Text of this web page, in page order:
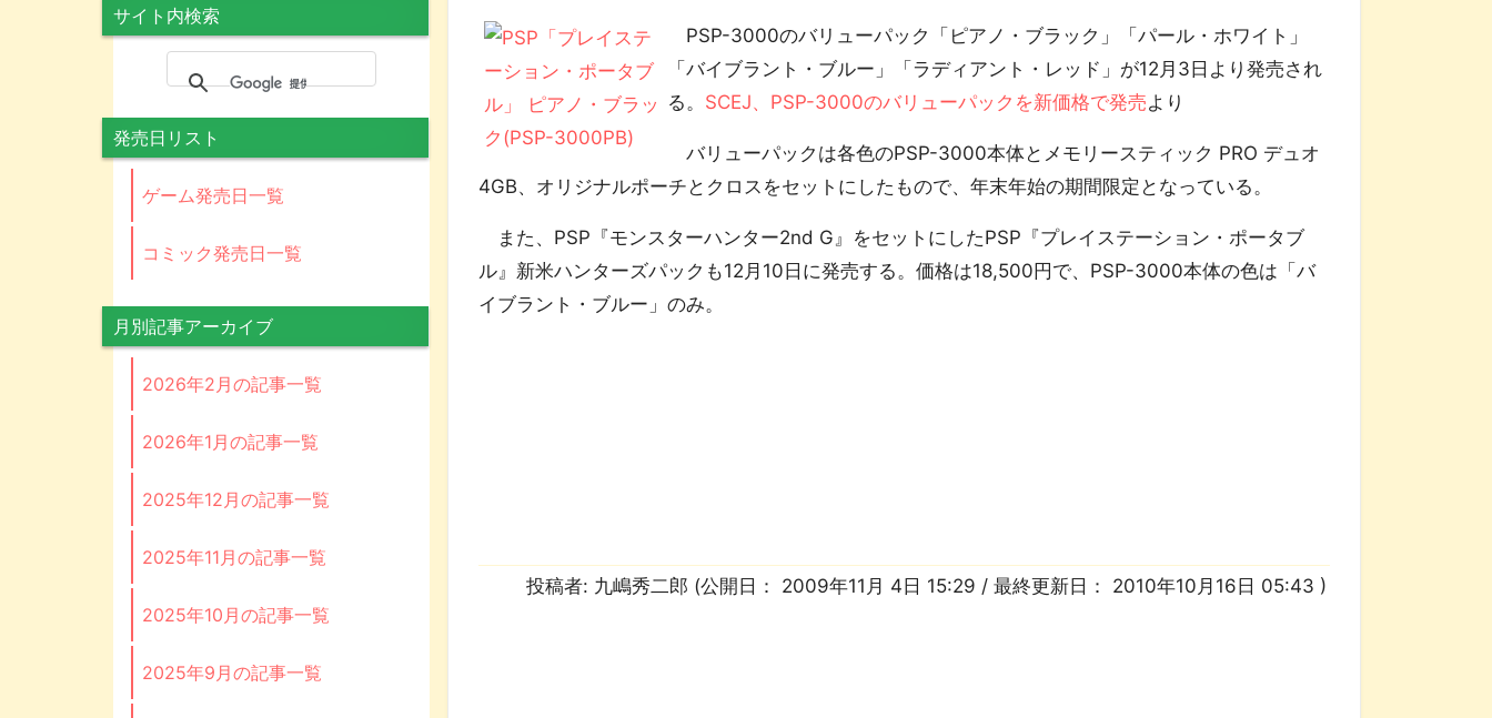
PSP-3000のバリューパック「ピアノ・ブラック」「パール・ホワイト」
「バイブラント・ブルー」「ラディアント・レッド」が12月3日より発売され
る。 SCEJ、PSP-3000のバリューパックを新価格で発売より
バリューパックは各色のPSP-3000本体とメモリースティック PRO デュオ
4GB、オリジナルポーチとクロスをセットにしたもので、年末年始の期間限定となっている。
また、PSP『モンスターハンター2nd G』をセットにしたPSP『プレイステーション・ポータブ
ル』新米ハンターズパックも12月10日に発売する。価格は18,500円で、PSP-3000本体の色は「バ
イブラント・ブルー」のみ。
投稿者: 九嶋秀二郎 (公開日： 2009年11月 4日 15:29 / 最終更新日： 2010年10月16日 05:43 )
サイト内検索
発売日リスト
ゲーム発売日一覧
コミック発売日一覧
月別記事アーカイブ
2026年2月の記事一覧
2026年1月の記事一覧
2025年12月の記事一覧
2025年11月の記事一覧
2025年10月の記事一覧
2025年9月の記事一覧